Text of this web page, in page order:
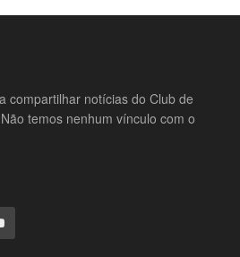
compartilhar notícias do Club de
temos nenhum vínculo com o